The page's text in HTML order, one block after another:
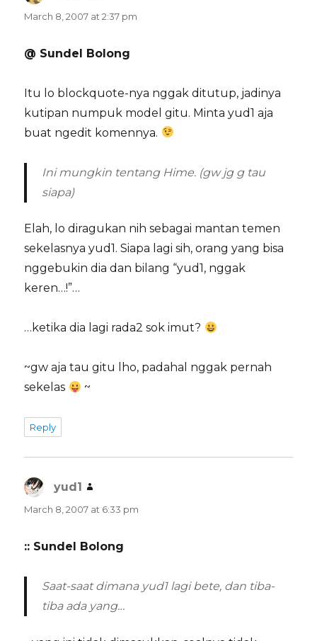
March 8, 2007 at 2:37 pm
@ Sundel Bolong
Itu lo blockquote-nya nggak ditutup, jadinya
kutipan numpuk model gitu. Minta yud1 aja
buat ngedit komennya.
Ini mungkin tentang Hime. (gw jg g tau
siapa)
Elah, lo diragukan nih sebagai mantan temen
sekelasnya yud1. Siapa lagi sih, orang yang bisa
nggebukin dia dan bilang “yud1, nggak
keren…!”…
…ketika dia lagi rada2 sok imut?
~gw aja tau gitu lho, padahal nggak pernah
sekelas
~
Reply
yud1
March 8, 2007 at 6:33 pm
:: Sundel Bolong
Saat-saat dimana yud1 lagi bete, dan tiba-
tiba ada yang…